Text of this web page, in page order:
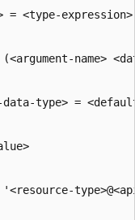
= <type-expression>
name>
data-type> =
'<resource-